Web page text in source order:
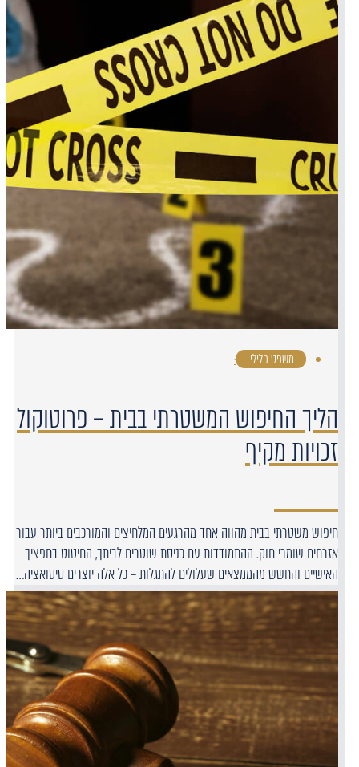
משפט פלילי ·
הליך החיפוש המשטרתי בבית – פרוטוקול
זכויות מקיף
חיפוש משטרתי בבית מהווה אחד מהרגעים המלחיצים והמורכבים ביותר עבור
אזרחים שומרי חוק. ההתמודדות עם כניסת שוטרים לביתך, החיטוט בחפציך
האישיים והחשש מהממצאים שעלולים להתגלות – כל אלה יוצרים סיטואציה…